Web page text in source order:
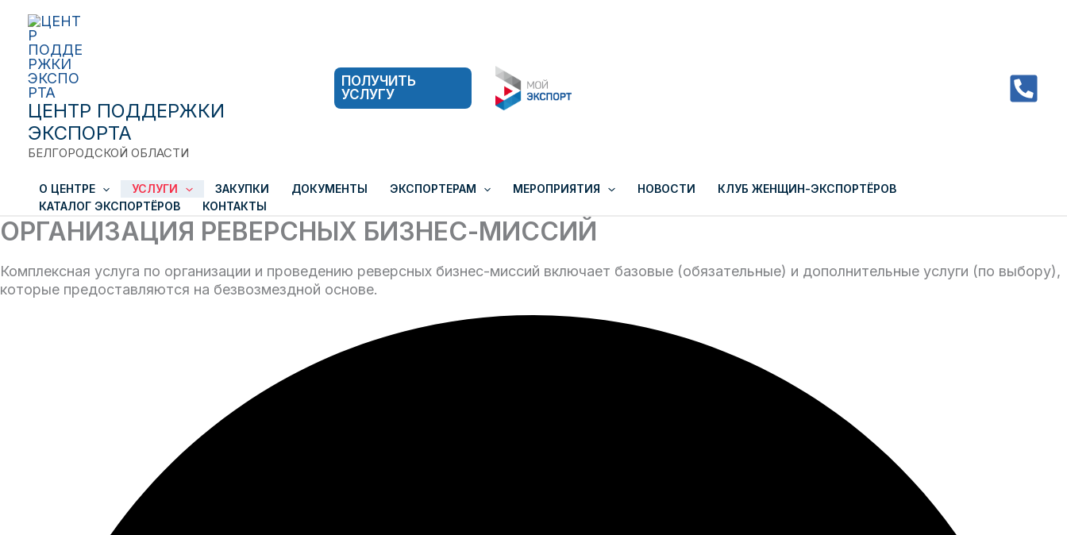
Перейти
содержимому
ЦЕНТР ПОДДЕРЖКИ
ЭКСПОРТА
БЕЛГОРОДСКОЙ ОБЛАСТИ
ПОЛУЧИТЬ
УСЛУГУ
О ЦЕНТРЕ УСЛУГИ ЗАКУПКИ ДОКУМЕНТЫ ЭКСПОРТЕРАМ МЕРОПРИЯТИЯ НОВОСТИ
КЛУБ ЖЕНЩИН-ЭКСПОРТЁРОВ
КАТАЛОГ ЭКСПОРТЁРОВ
КОНТАКТЫ
ОРГАНИЗАЦИЯ РЕВЕРСНЫХ БИЗНЕС-МИССИЙ
Комплексная услуга по организации и проведению реверсных бизнес-миссий включает базовые (обязательные) и дополнительные услуги (по выбору),
которые предоставляются на безвозмездной основе.